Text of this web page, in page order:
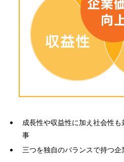
成長性や収益性に加え社会性
事
三つを独自のバランスで持つ